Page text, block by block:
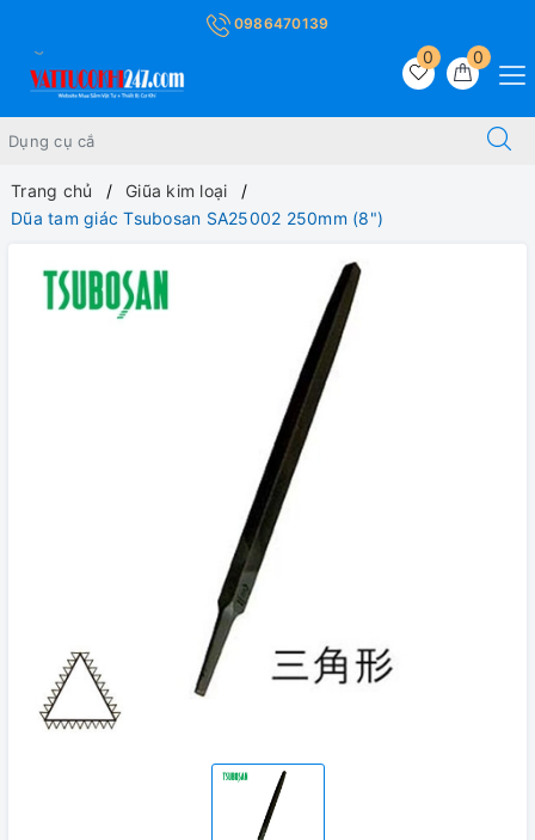
0986470139
0
0
Trang chủ
Giũa kim loại
Dũa tam giác Tsubosan SA25002 250mm (8")